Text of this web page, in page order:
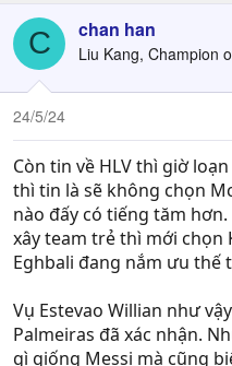
C chan han
Liu Kang, Champion
24/5/24
Còn tin về HLV thì giờ
thì tin là sẽ không chọn
nào đấy có tiếng tăm
xây team trẻ thì mới chọn
Eghbali đang nắm ưu thế
Vụ Estevao Willian như
Palmeiras đã xác nhận.
gì giống Messi mà cũng